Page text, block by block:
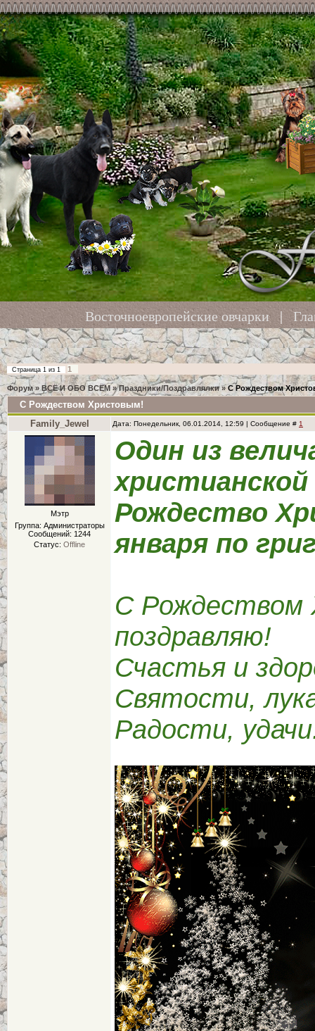
Восточноевропейские овчарки|
Страница 1 из 1 1
Форум » ВСЁ И ОБО ВСЁМ » Праздники/Поздравлялки » С Рождеством
С Рождеством Христовым!
Family_Jewel
Дата: Понедельник, 06.01.2014, 12:59 | Сообщение # 1
Мэтр
Группа: Администраторы
Сообщений: 1244
Статус: Offline
Один из
Рождество
января по
С Рождеством
поздравляю!
Счастья и
Святости,
Радости,